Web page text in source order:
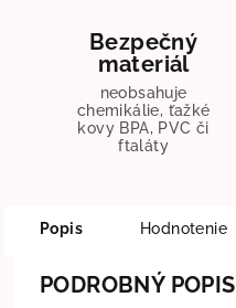
Bezpečný
materiál
neobsahuje
chemikálie, ťažké
kovy BPA, PVC či
ftaláty
Popis Hodnotenie
PODROBNÝ POPIS